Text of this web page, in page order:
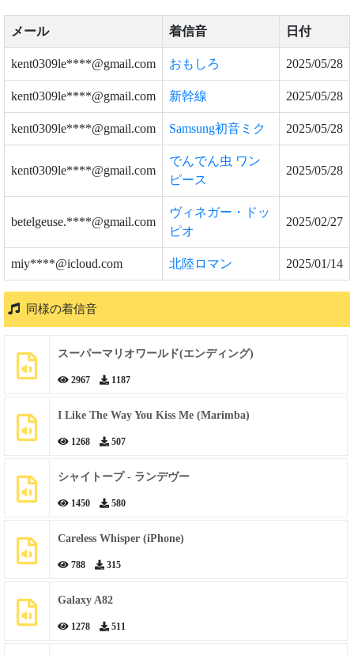
メール 着信音 日付
kent0309le****@gmail.com おもしろ 2025/05/28
kent0309le****@gmail.com 新幹線 2025/05/28
kent0309le****@gmail.com Samsung初音ミク 2025/05/28
kent0309le****@gmail.com
でんでん虫 ワン
ピース
2025/05/28
betelgeuse.****@gmail.com
ヴィネガー・ドッ
ピオ
2025/02/27
miy****@icloud.com 北陸ロマン 2025/01/14
同様の着信音
スーパーマリオワールド(エンディング)
2967 1187
I Like The Way You Kiss Me (Marimba)
1268 507
シャイトープ - ランデヴー
1450 580
Careless Whisper (iPhone)
788 315
Galaxy A82
1278 511